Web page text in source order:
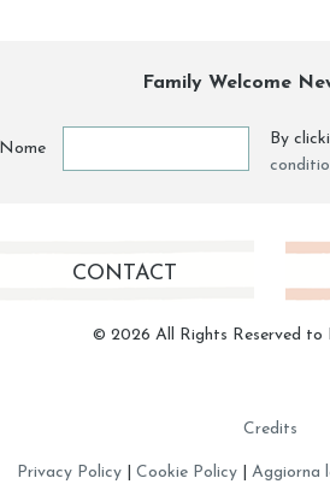
Family Welcome
Nome
By
CONTACT
© 2026 All Rights Reserved to
Credits
Privacy Policy Cookie Policy Aggiorna